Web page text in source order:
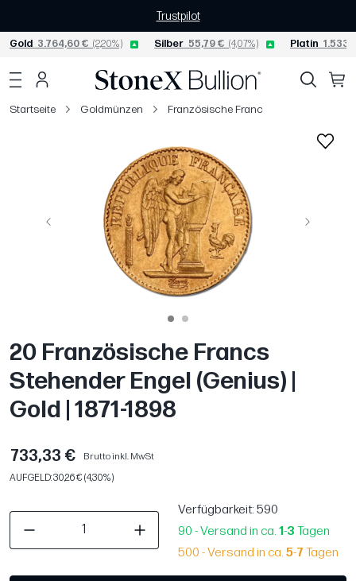
Trustpilot
Gold 3.764,60 € (2,20%) Silber 55,79 € (4,07%) Platin
Startseite Goldmünzen Französische Franc
Vorige Weiter
20 Französische Francs
Stehender Engel (Genius) |
Gold | 1871-1898
733,33 €
Brutto inkl. MwSt
AUFGELD: 30,26 € (4,30%)
Verfügbarkeit: 590
90 - Versand in ca. 1-3 Tagen
500 - Versand in ca. 5-7 Tagen